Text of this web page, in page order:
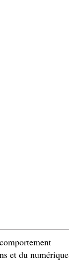
et du numérique